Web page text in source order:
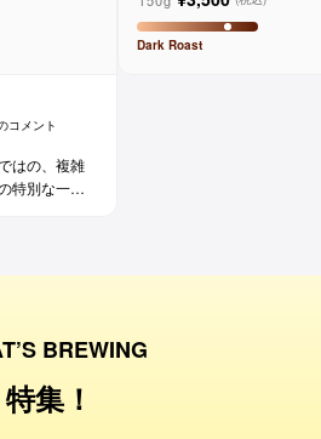
コメント
はの、複雑
特別な一杯
Dark Roast
BREWING
特集！